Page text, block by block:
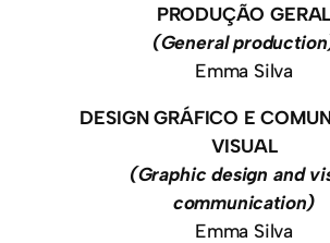
PRODUÇÃO GERAL
(General
Emma Silva
DESIGN GRÁFICO E
VISUAL
(Graphic design and
communication)
Emma Silva